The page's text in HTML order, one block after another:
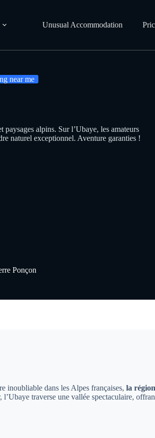
Unusual Accommodation
near me
alpins. Sur l’Ubaye, les amateurs
naturel exceptionnel. Aventure garanties !
Ponçon
inoubliable dans les Alpes françaises,la
traverse une vallée spectaculaire,